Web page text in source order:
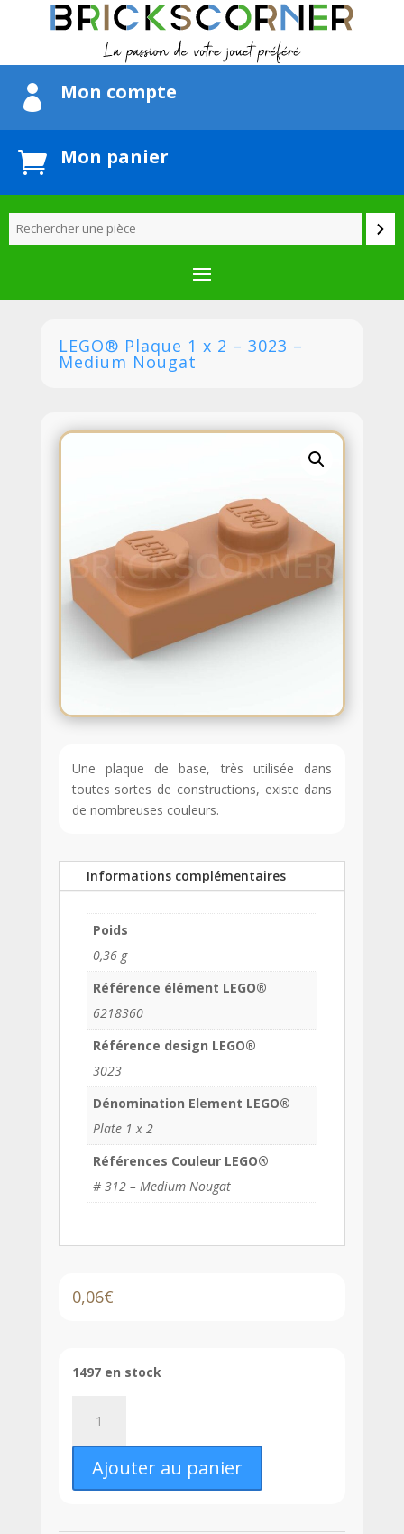
 Mon compte
 Mon panier
LEGO® Plaque 1 x 2 – 3023 –
Medium Nougat
Une plaque de base, très utilisée dans
toutes sortes de constructions, existe dans
de nombreuses couleurs.
Informations complémentaires
Poids
0,36 g
Référence élément LEGO®
6218360
Référence design LEGO®
3023
Dénomination Element LEGO®
Plate 1 x 2
Références Couleur LEGO®
# 312 – Medium Nougat
0,06€
1497 en stock
LEGO®
Plaque
1
2
Ajouter au panier